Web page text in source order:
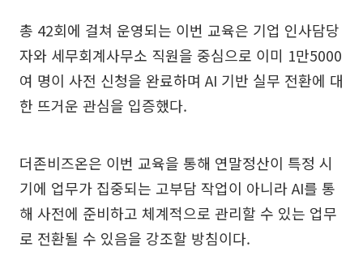
총 42회에 걸쳐 운영되는 이번 교육은 기업 인사담당
자와 세무회계사무소 직원을 중심으로 이미 1만5000
여 명이 사전 신청을 완료하며 AI 기반 실무 전환에 대
한 뜨거운 관심을 입증했다.
더존비즈온은 이번 교육을 통해 연말정산이 특정 시
기에 업무가 집중되는 고부담 작업이 아니라 AI를 통
해 사전에 준비하고 체계적으로 관리할 수 있는 업무
로 전환될 수 있음을 강조할 방침이다.